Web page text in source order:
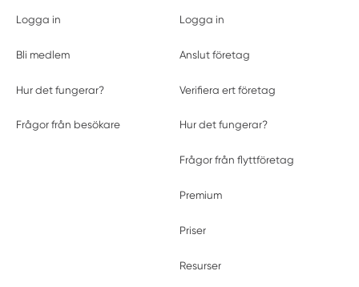
Logga in
Bli medlem
Hur det fungerar?
Frågor från besökare
Logga in
Anslut företag
Verifiera ert företag
Hur det fungerar?
Frågor från flyttföretag
Premium
Priser
Resurser